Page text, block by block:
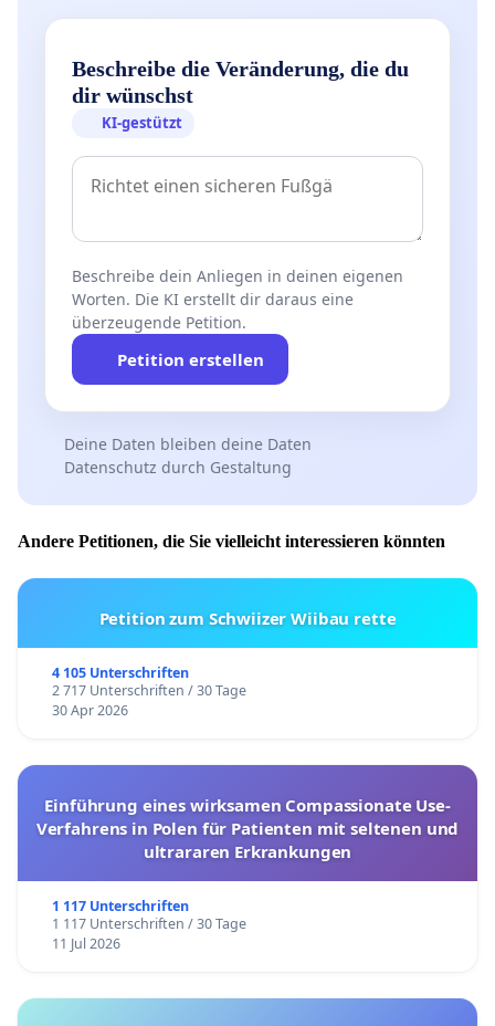
Beschreibe die Veränderung, die du
dir wünschst
KI-gestützt
Beschreibe dein Anliegen in deinen eigenen
Worten. Die KI erstellt dir daraus eine
überzeugende Petition.
Petition erstellen
Deine Daten bleiben deine Daten
Datenschutz durch Gestaltung
Andere Petitionen, die Sie vielleicht interessieren könnten
Petition zum Schwiizer Wiibau rette
4 105 Unterschriften
2 717 Unterschriften / 30 Tage
30 Apr 2026
Einführung eines wirksamen Compassionate Use-
Verfahrens in Polen für Patienten mit seltenen und
ultrararen Erkrankungen
1 117 Unterschriften
1 117 Unterschriften / 30 Tage
11 Jul 2026